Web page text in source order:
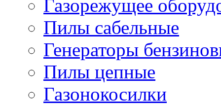
Газорежущее
Пилы сабельные
Генераторы
Пилы цепные
Газонокосилки